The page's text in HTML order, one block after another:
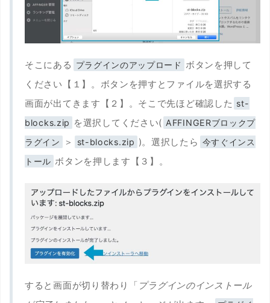
そこにある プラグインのアップロード ボタンを押して
ください【１】。ボタンを押すとファイルを選択する
画面が出てきます【２】。そこで先ほど確認した st-
blocks.zip を選択してください( AFFINGERブロックプ
ラグイン
＞ st-blocks.zip )。選択したら 今すぐインス
トール ボタンを押します【３】。
すると画面が切り替わり「 プラグインのインストール